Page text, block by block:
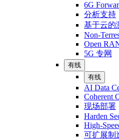
6G
分析支持
基于云的
Non-
Open
5G 专网
有线
有线
AI Data
Coherent
现场部署
Harden
High-
可扩展制